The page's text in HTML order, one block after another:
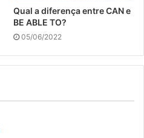
Qual a diferença entre CAN e
BE ABLE TO?
05/06/2022